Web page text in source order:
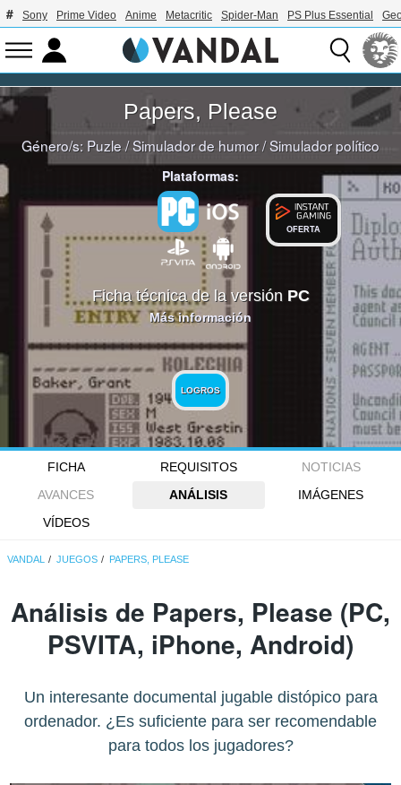
Sony Prime Video Anime Metacritic Spider-Man PS Plus Essential
Papers, Please
Género/s: Puzle/Simulador de humor/Simulador político
Plataformas:
OFERTA
Ficha técnica de la versión PC
Más información
LOGROS
FICHA REQUISITOS
NOTICIAS
AVANCES
ANÁLISIS
IMÁGENES
VÍDEOS
VANDAL JUEGOS PAPERS, PLEASE
Análisis de Papers, Please (PC,
PSVITA, iPhone, Android)
Un interesante documental jugable distópico para
ordenador. ¿Es suficiente para ser recomendable
para todos los jugadores?